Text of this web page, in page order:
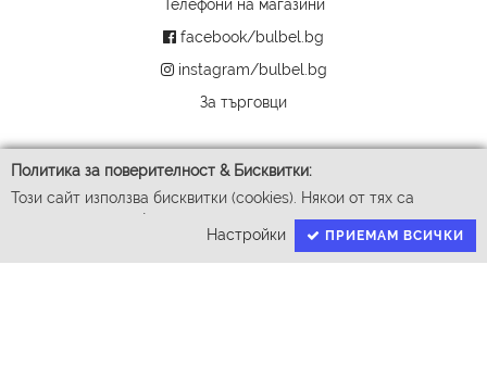
Политика за поверителност & Бисквитки:
Този сайт използва бисквитки (cookies). Някои от тях са
задължителни за функционирането му, докато други ни
помагат да подобрим Вашето преживяване. За да доставим
успешно Вашите покупки ние събираме и обработваме
Настройки ПРИЕМАМ ВСИЧКИ
Телефони на магазини
facebook/bulbel.bg
instagram/bulbel.bg
За търговци